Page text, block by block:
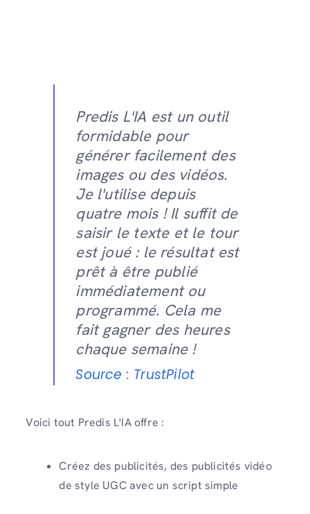
Predis L'IA est un outil
formidable pour
générer facilement des
images ou des vidéos.
Je l'utilise depuis
quatre mois ! Il suffit de
saisir le texte et le tour
est joué : le résultat est
prêt à être publié
immédiatement ou
programmé. Cela me
fait gagner des heures
chaque semaine !
Source : TrustPilot
Voici tout Predis L'IA offre :
Créez des publicités, des publicités vidéo
de style UGC avec un script simple